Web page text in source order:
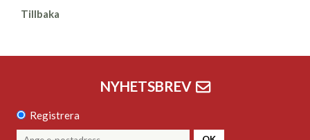
Tillbaka
NYHETSBREV
Registrera